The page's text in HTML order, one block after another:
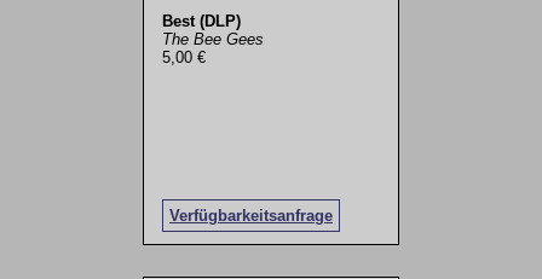
Best (DLP)
The Bee Gees
5,00 €
Verfügbarkeitsanfrage